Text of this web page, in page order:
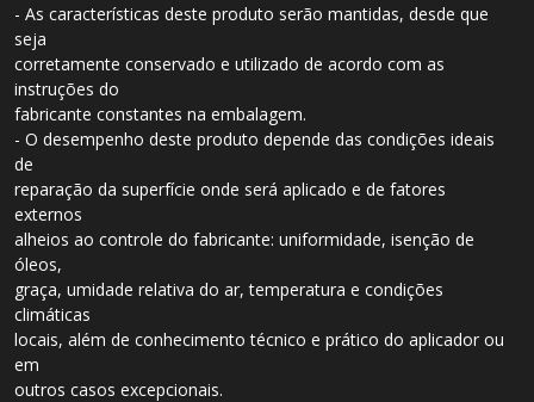
- As características deste produto serão mantidas, desde que
seja
corretamente conservado e utilizado de acordo com as
instruções do
fabricante constantes na embalagem.
- O desempenho deste produto depende das condições ideais
de
reparação da superfície onde será aplicado e de fatores
externos
alheios ao controle do fabricante: uniformidade, isenção de
óleos,
graça, umidade relativa do ar, temperatura e condições
climáticas
locais, além de conhecimento técnico e prático do aplicador ou
em
outros casos excepcionais.